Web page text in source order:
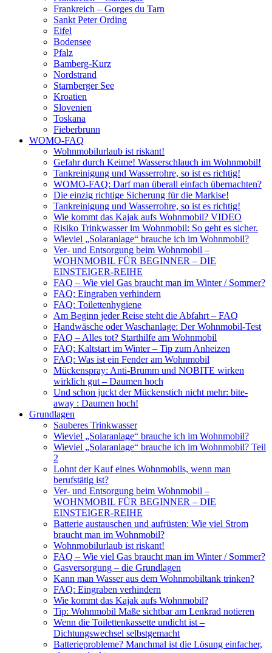
Frankreich – Gorges du Tarn
Sankt Peter Ording
Eifel
Bodensee
Pfalz
Bamberg-Kurz
Nordstrand
Starnberger See
Kroatien
Slovenien
Toskana
Fieberbrunn
WOMO-FAQ
Wohnmobilurlaub ist riskant!
Gefahr durch Keime! Wasserschlauch im Wohnmobil!
Tankreinigung und Wasserrohre, so ist es richtig!
WOMO-FAQ: Darf man überall einfach übernachten?
Die einzig richtige Sicherung für die Markise!
Tankreinigung und Wasserrohre, so ist es richtig!
Wie kommt das Kajak aufs Wohnmobil? VIDEO
Risiko Trinkwasser im Wohnmobil: So geht es sicher.
Wieviel „Solaranlage“ brauche ich im Wohnmobil?
Ver- und Entsorgung beim Wohnmobil –
WOHNMOBIL FÜR BEGINNER – DIE
EINSTEIGER-REIHE
FAQ – Wie viel Gas braucht man im Winter / Sommer?
FAQ: Eingraben verhindern
FAQ: Toilettenhygiene
Am Beginn jeder Reise steht die Abfahrt – FAQ
Handwäsche oder Waschanlage: Der Wohnmobil-Test
FAQ – Alles tot? Starthilfe am Wohnmobil
FAQ: Kaltstart im Winter – Tip zum Anheizen
FAQ: Was ist ein Fender am Wohnmobil
Mückenspray: Anti-Brumm und NOBITE wirken
wirklich gut – Daumen hoch
Und schon juckt der Mückenstich nicht mehr: bite-
away : Daumen hoch!
Grundlagen
Sauberes Trinkwasser
Wieviel „Solaranlage“ brauche ich im Wohnmobil?
Wieviel „Solaranlage“ brauche ich im Wohnmobil? Teil
2
Lohnt der Kauf eines Wohnmobils, wenn man
berufstätig ist?
Ver- und Entsorgung beim Wohnmobil –
WOHNMOBIL FÜR BEGINNER – DIE
EINSTEIGER-REIHE
Batterie austauschen und aufrüsten: Wie viel Strom
braucht man im Wohnmobil?
Wohnmobilurlaub ist riskant!
FAQ – Wie viel Gas braucht man im Winter / Sommer?
Gasversorgung – die Grundlagen
Kann man Wasser aus dem Wohnmobiltank trinken?
FAQ: Eingraben verhindern
Wie kommt das Kajak aufs Wohnmobil?
Tip: Wohnmobil Maße sichtbar am Lenkrad notieren
Wenn die Toilettenkassette undicht ist –
Dichtungswechsel selbstgemacht
Batterieprobleme? Manchmal ist die Lösung einfacher,